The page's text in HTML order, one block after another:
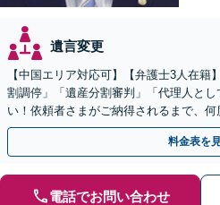
遺言変更
【中国エリア対応可】【弁護士3人在籍
割調停」「遺産分割審判」「代理人と
い！依頼者さまがご納得されるまで、
掛けています【土日祝／夜間対応可】
料金表を
電話でお問い合わせ